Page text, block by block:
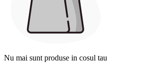
Nu mai sunt produse in cosul tau